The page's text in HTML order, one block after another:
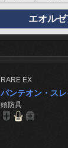
エオル
RARE EX
パンテオン・ス
頭防具